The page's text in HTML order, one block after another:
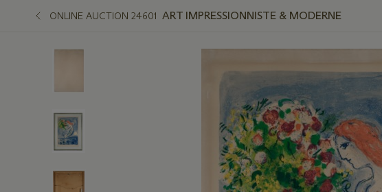
ONLINE AUCTION 24601 ART IMPRESSIONNISTE & MODERNE